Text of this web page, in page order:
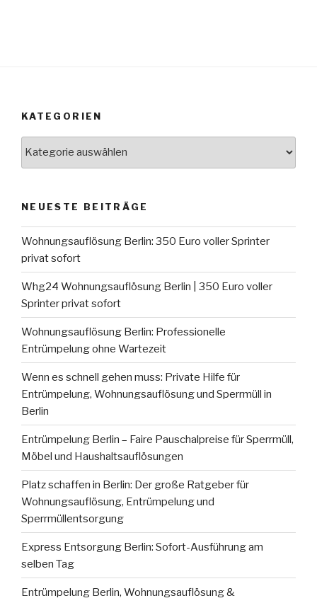
KATEGORIEN
NEUESTE BEITRÄGE
Wohnungsauflösung Berlin: 350 Euro voller Sprinter
privat sofort
Whg24 Wohnungsauflösung Berlin | 350 Euro voller
Sprinter privat sofort
Wohnungsauflösung Berlin: Professionelle
Entrümpelung ohne Wartezeit
Wenn es schnell gehen muss: Private Hilfe für
Entrümpelung, Wohnungsauflösung und Sperrmüll in
Berlin
Entrümpelung Berlin – Faire Pauschalpreise für Sperrmüll,
Möbel und Haushaltsauflösungen
Platz schaffen in Berlin: Der große Ratgeber für
Wohnungsauflösung, Entrümpelung und
Sperrmüllentsorgung
Express Entsorgung Berlin: Sofort-Ausführung am
selben Tag
Entrümpelung Berlin, Wohnungsauflösung &